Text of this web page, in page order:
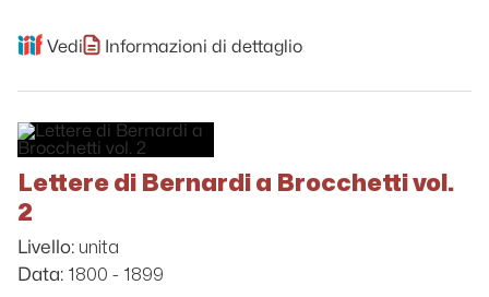
Vedi Informazioni di dettaglio
Lettere di Bernardi a Brocchetti vol.
2
Livello: unita
Data: 1800 - 1899